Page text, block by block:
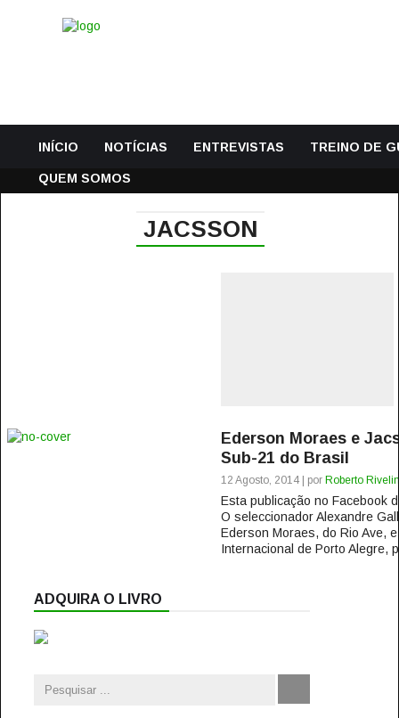
INÍCIO NOTÍCIAS ENTREVISTAS TREINO DE
QUEM SOMOS
JACSSON
Ederson Moraes e
Sub-21 do Brasil
12 Agosto, 2014 | por Roberto
Esta publicação no Facebook
O seleccionador Alexandre
Ederson Moraes, do Rio Ave,
Internacional de Porto Alegre,
ADQUIRA O LIVRO